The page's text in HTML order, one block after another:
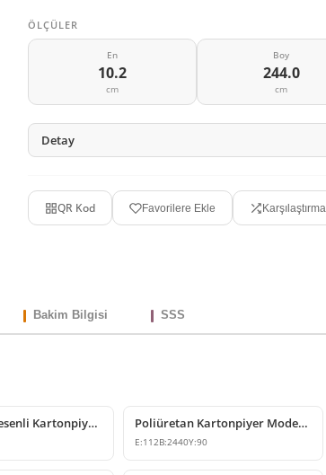
ÖLÇÜLER
En
10.2
cm
Boy
244.0
cm
Detay
QR Kod Favorilere Ekle Karşılaştırma
Bakim Bilgisi SSS
Poliüretan Desenli Kartonpiyer Modelleri Poliüretan Kartonpiyer Modelleri P81071
E:112B:2440Y:90